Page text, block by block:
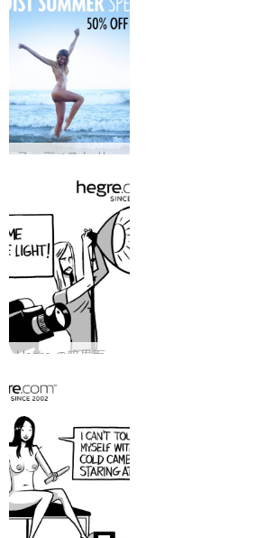
ヌーディスト サマー セール: すべての hegre.com メンバーシップが 50% オフ